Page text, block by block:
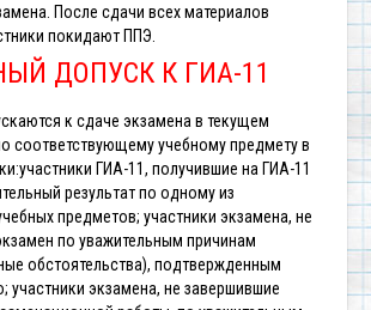
После сдачи всех материалов
покидают ППЭ.
ДОПУСК К ГИА-11
к сдаче экзамена в текущем
соответствующему учебному предмету в
ГИА-11, получившие на ГИА-11
результат по одному из
предметов; участники экзамена, не
по уважительным причинам
обстоятельства), подтвержденным
участники экзамена, не завершившие